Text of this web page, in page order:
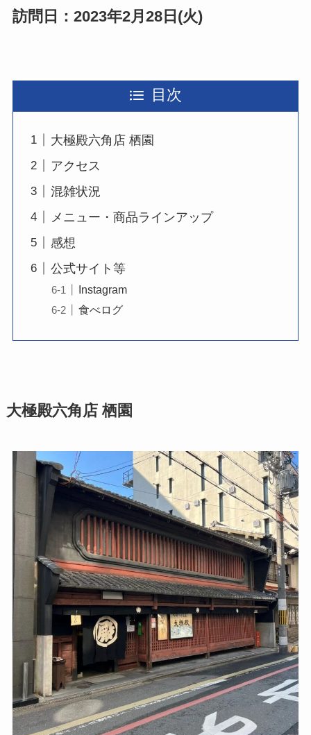
訪問日：2023年2月28日(火)
目次
大極殿六角店 栖園
アクセス
混雑状況
メニュー・商品ラインアップ
感想
公式サイト等
Instagram
食べログ
大極殿六角店 栖園